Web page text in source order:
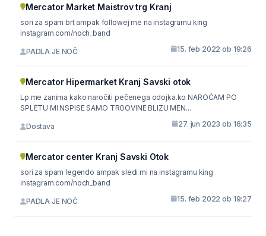
Mercator Market Maistrov trg Kranj
sori za spam brt ampak followej me na instagramu king
instagram.com/noch_band
PADLA JE NOČ 15. feb 2022 ob 19:26
Mercator Hipermarket Kranj Savski otok
Lp.me zanima kako naročiti pečenega odojka.ko NAROČAM PO
SPLETU MI NSPISE SAMO TRGOVINE BLIZU MEN...
Dostava 27. jun 2023 ob 16:35
Mercator center Kranj Savski Otok
sori za spam legendo ampak sledi mi na instagramu king
instagram.com/noch_band
PADLA JE NOČ 15. feb 2022 ob 19:27